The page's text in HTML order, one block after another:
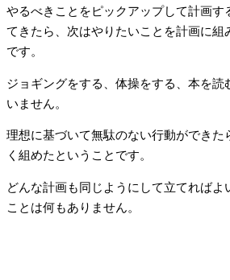
やるべきことをピックアップして計画す
てきたら、次はやりたいことを計画に組
です。
ジョギングをする、体操をする、本を読
いません。
理想に基づいて無駄のない行動ができた
く組めたということです。
どんな計画も同じようにして立てればよ
ことは何もありません。